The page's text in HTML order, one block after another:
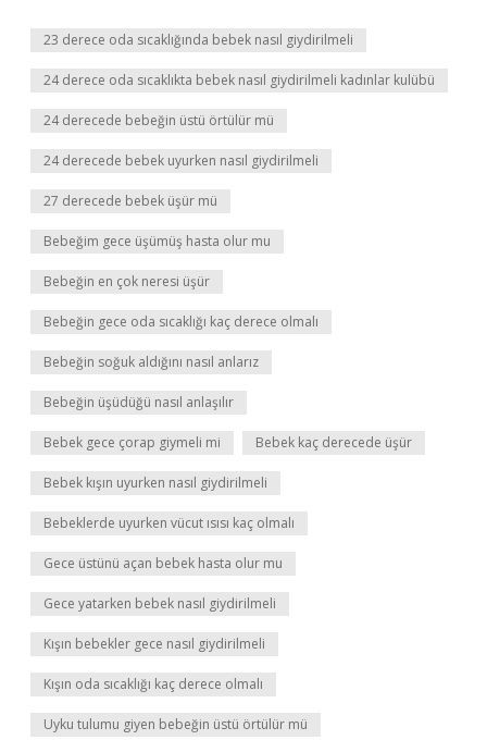
23 derece oda sıcaklığında bebek nasıl giydirilmeli
24 derece oda sıcaklıkta bebek nasıl giydirilmeli kadınlar kulübü
24 derecede bebeğin üstü örtülür mü
24 derecede bebek uyurken nasıl giydirilmeli
27 derecede bebek üşür mü
Bebeğim gece üşümüş hasta olur mu
Bebeğin en çok neresi üşür
Bebeğin gece oda sıcaklığı kaç derece olmalı
Bebeğin soğuk aldığını nasıl anlarız
Bebeğin üşüdüğü nasıl anlaşılır
Bebek gece çorap giymeli mi Bebek kaç derecede üşür
Bebek kışın uyurken nasıl giydirilmeli
Bebeklerde uyurken vücut ısısı kaç olmalı
Gece üstünü açan bebek hasta olur mu
Gece yatarken bebek nasıl giydirilmeli
Kışın bebekler gece nasıl giydirilmeli
Kışın oda sıcaklığı kaç derece olmalı
Uyku tulumu giyen bebeğin üstü örtülür mü